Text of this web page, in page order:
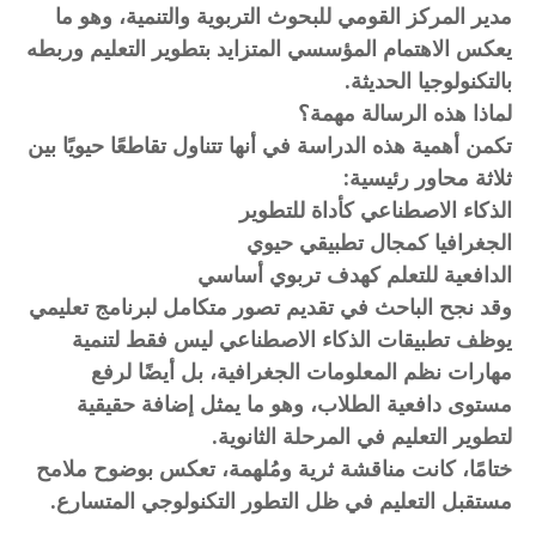
مدير المركز القومي للبحوث التربوية والتنمية، وهو ما
يعكس الاهتمام المؤسسي المتزايد بتطوير التعليم وربطه
بالتكنولوجيا الحديثة.
لماذا هذه الرسالة مهمة؟
تكمن أهمية هذه الدراسة في أنها تتناول تقاطعًا حيويًا بين
ثلاثة محاور رئيسية:
الذكاء الاصطناعي كأداة للتطوير
الجغرافيا كمجال تطبيقي حيوي
الدافعية للتعلم كهدف تربوي أساسي
وقد نجح الباحث في تقديم تصور متكامل لبرنامج تعليمي
يوظف تطبيقات الذكاء الاصطناعي ليس فقط لتنمية
مهارات نظم المعلومات الجغرافية، بل أيضًا لرفع
مستوى دافعية الطلاب، وهو ما يمثل إضافة حقيقية
لتطوير التعليم في المرحلة الثانوية.
ختامًا، كانت مناقشة ثرية ومُلهمة، تعكس بوضوح ملامح
مستقبل التعليم في ظل التطور التكنولوجي المتسارع.